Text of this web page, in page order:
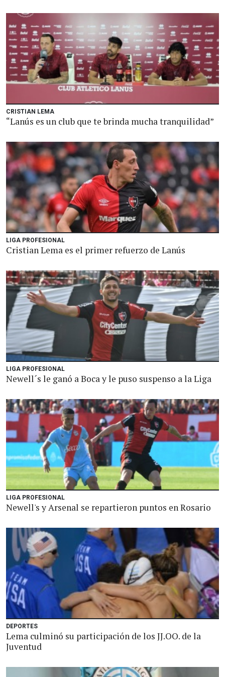
CRISTIAN LEMA
“Lanús es un club que te brinda mucha tranquilidad”
LIGA PROFESIONAL
Cristian Lema es el primer refuerzo de Lanús
LIGA PROFESIONAL
Newell´s le ganó a Boca y le puso suspenso a la Liga
LIGA PROFESIONAL
Newell's y Arsenal se repartieron puntos en Rosario
DEPORTES
Lema culminó su participación de los JJ.OO. de la
Juventud